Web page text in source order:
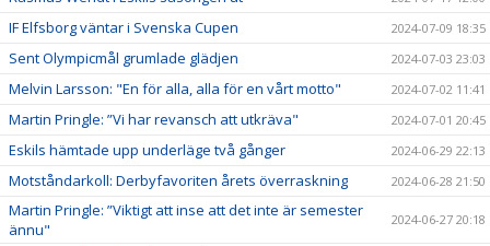
IF Elfsborg väntar i Svenska Cupen 2024-07-09 18:35
Sent Olympicmål grumlade glädjen 2024-07-03 23:03
Melvin Larsson: "En för alla, alla för en vårt motto" 2024-07-02 11:41
Martin Pringle: ”Vi har revansch att utkräva" 2024-07-01 20:45
Eskils hämtade upp underläge två gånger 2024-06-29 22:13
Motståndarkoll: Derbyfavoriten årets överraskning 2024-06-28 21:50
Martin Pringle: ”Viktigt att inse att det inte är semester
ännu"
2024-06-27 20:18